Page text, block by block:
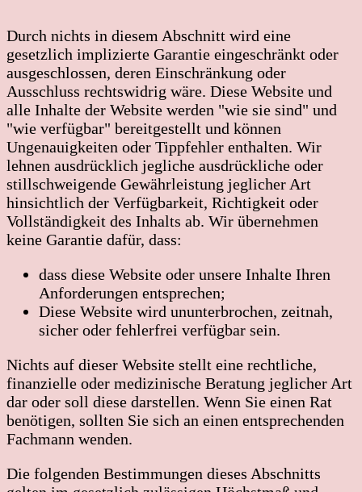
Durch nichts in diesem Abschnitt wird eine
gesetzlich implizierte Garantie eingeschränkt oder
ausgeschlossen, deren Einschränkung oder
Ausschluss rechtswidrig wäre. Diese Website und
alle Inhalte der Website werden "wie sie sind" und
"wie verfügbar" bereitgestellt und können
Ungenauigkeiten oder Tippfehler enthalten. Wir
lehnen ausdrücklich jegliche ausdrückliche oder
stillschweigende Gewährleistung jeglicher Art
hinsichtlich der Verfügbarkeit, Richtigkeit oder
Vollständigkeit des Inhalts ab. Wir übernehmen
keine Garantie dafür, dass:
dass diese Website oder unsere Inhalte Ihren
Anforderungen entsprechen;
Diese Website wird ununterbrochen, zeitnah,
sicher oder fehlerfrei verfügbar sein.
Nichts auf dieser Website stellt eine rechtliche,
finanzielle oder medizinische Beratung jeglicher Art
dar oder soll diese darstellen. Wenn Sie einen Rat
benötigen, sollten Sie sich an einen entsprechenden
Fachmann wenden.
Die folgenden Bestimmungen dieses Abschnitts